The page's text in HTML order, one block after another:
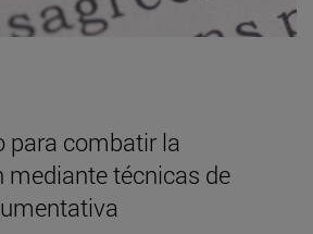
para combatir la
técnicas de